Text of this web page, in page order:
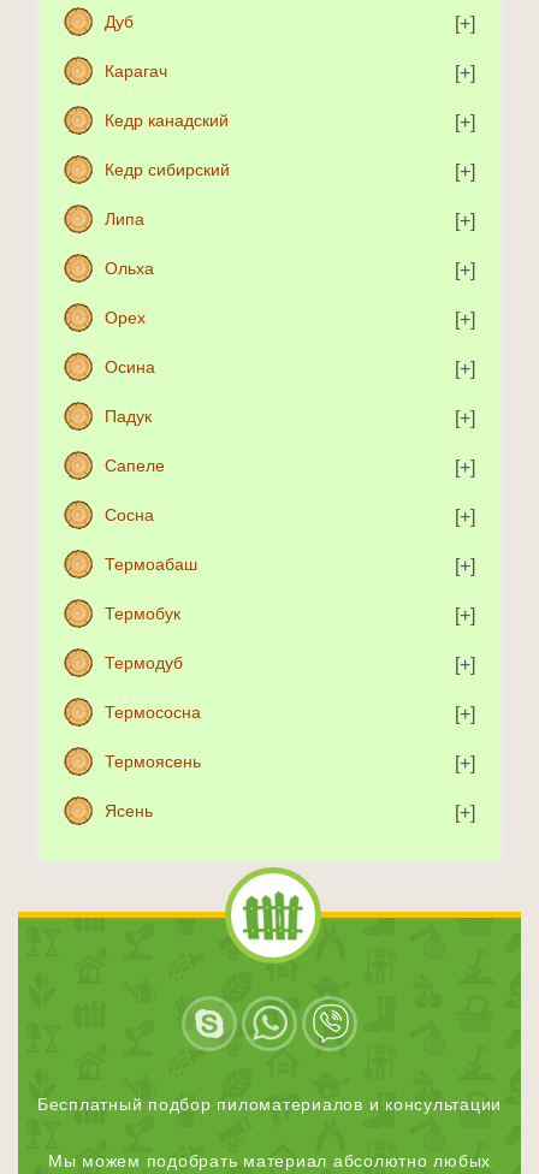
Дуб
Карагач
Кедр канадский
Кедр сибирский
Липа
Ольха
Орех
Осина
Падук
Сапеле
Сосна
Термоабаш
Термобук
Термодуб
Термососна
Термоясень
Ясень
Бесплатный подбор пиломатериалов и консультации
Мы можем подобрать материал абсолютно любых